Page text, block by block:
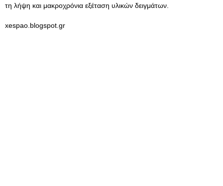
τη λήψη και μακροχρόνια εξέταση υλικών δειγμάτων.
xespao.blogspot.gr